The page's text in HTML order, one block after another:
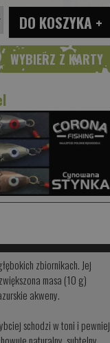
WYBIERZ Z KARTY
zbiornikach. Jej
masa (10 g)
akweny.
schodzi w toni i pewniej